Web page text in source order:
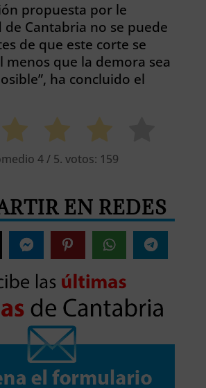
propuesta por le
de Cantabria no se puede
de que este corte se
menos que la demora sea
ha concluido el
4/ 5. votos: 159
EN REDES